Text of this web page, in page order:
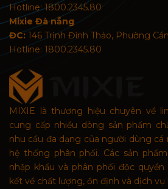
Hotline: 1800.2345.80
Mixie Đà nẵng
ĐC: 146 Trịnh Đình Thảo, Phường
Hotline: 1800.2345.80
MIXIE là thương hiệu chuyên về
cung cấp nhiều dòng sản phẩm
nhu cầu đa dạng của người dùng cá
hệ thống phân phối. Các sản
nhập khẩu và phân phối độc
kết về chất lượng, ổn định và dịch